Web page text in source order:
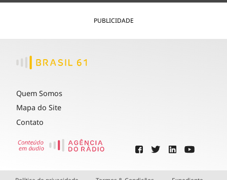
PUBLICIDADE
Quem Somos
Mapa do Site
Contato